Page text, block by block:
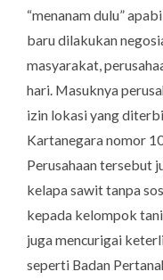
“menanam dulu”
baru dilakukan
masyarakat,
hari. Masuknya
izin lokasi yang
Kartanegara nomor
Perusahaan tersebut
kelapa sawit tanpa
kepada kelompok
juga mencurigai
seperti Badan